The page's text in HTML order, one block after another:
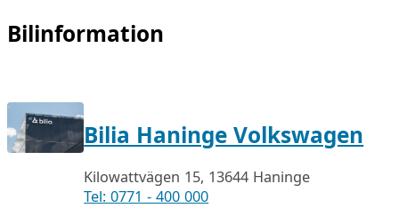
Bilinformation
Bilia Haninge Volkswagen
Kilowattvägen 15, 13644 Haninge
Tel: 0771 - 400 000